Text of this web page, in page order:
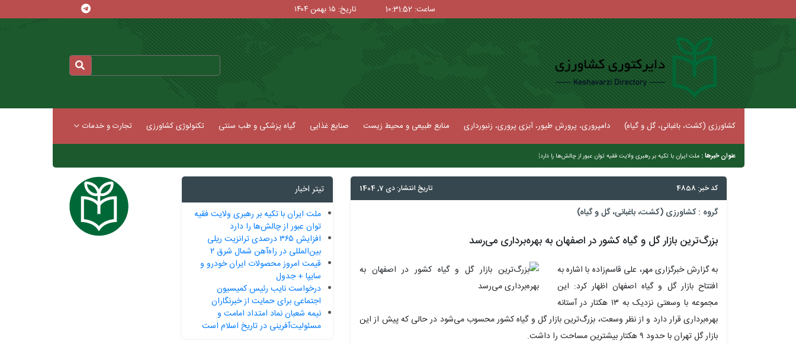
ساعت: 10:31:53 تاریخ: ۱۵ بهمن ۱۴۰۴
کشاورزی (کشت، باغبانی، گل و گیاه) دامپروری، پرورش طیور، آبزی پروری، زنبورداری منابع طبیعی و محیط زیست صنایع غذایی گیاه پزشکی و طب سنتی تکنولوژی کشاورزی تجارت و خدمات
عنوان خبرها : ملت ایران با تکیه بر رهبری ولایت فقیه توان عبور از چالش‌ها را دارد|
کد خبر: 4858 تاریخ انتشار: دی 7, 1404
گروه : کشاورزی (کشت، باغبانی، گل و گیاه)
بزرگ‌ترین بازار گل و گیاه کشور در اصفهان به بهره‌برداری می‌رسد
به گزارش خبرگزاری مهر، علی قاسم‌زاده با اشاره به
افتتاح بازار گل و گیاه اصفهان اظهار کرد: این
مجموعه با وسعتی نزدیک به ۱۳ هکتار در آستانه
بهره‌برداری قرار دارد و از نظر وسعت، بزرگ‌ترین بازار گل و گیاه کشور محسوب می‌شود در حالی که پیش از این
بازار گل تهران با حدود ۹ هکتار بیشترین مساحت را داشت.
تیتر اخبار
ملت ایران با تکیه بر رهبری ولایت فقیه
توان عبور از چالش‌ها را دارد
افزایش ۳۶۵ درصدی ترانزیت ریلی
بین‌المللی در راه‌آهن شمال شرق ۲
قیمت امروز محصولات ایران خودرو و
سایپا + جدول
درخواست نایب رئیس کمیسیون
اجتماعی برای حمایت از خبرنگاران
نیمه شعبان نماد امتداد امامت و
مسئولیت‌آفرینی در تاریخ اسلام است